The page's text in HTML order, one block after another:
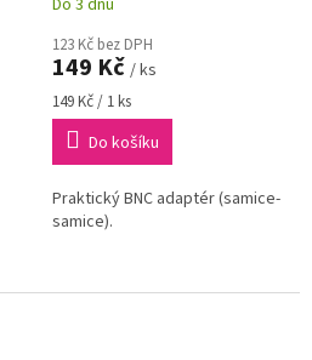
Do 3 dnů
123 Kč bez DPH
149 Kč / ks
Měrná
cena:
149 Kč / 1 ks
Do košíku
Praktický BNC adaptér (samice-
samice).